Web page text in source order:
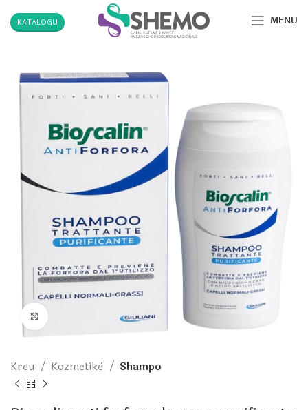
KATALOGU MENU
Kreu Kozmetikë Shampo